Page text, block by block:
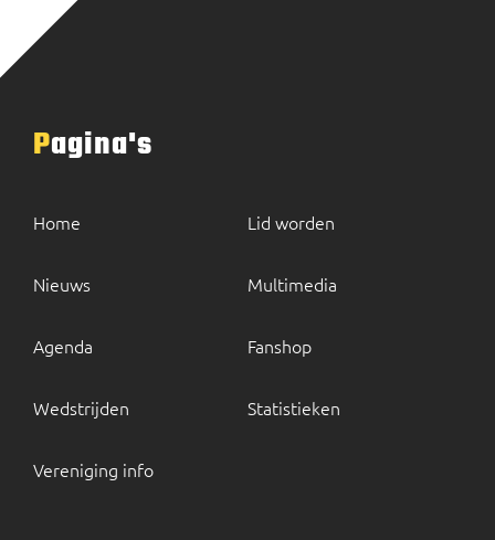
Pagina's
Home
Nieuws
Agenda
Wedstrijden
Vereniging info
Lid worden
Multimedia
Fanshop
Statistieken